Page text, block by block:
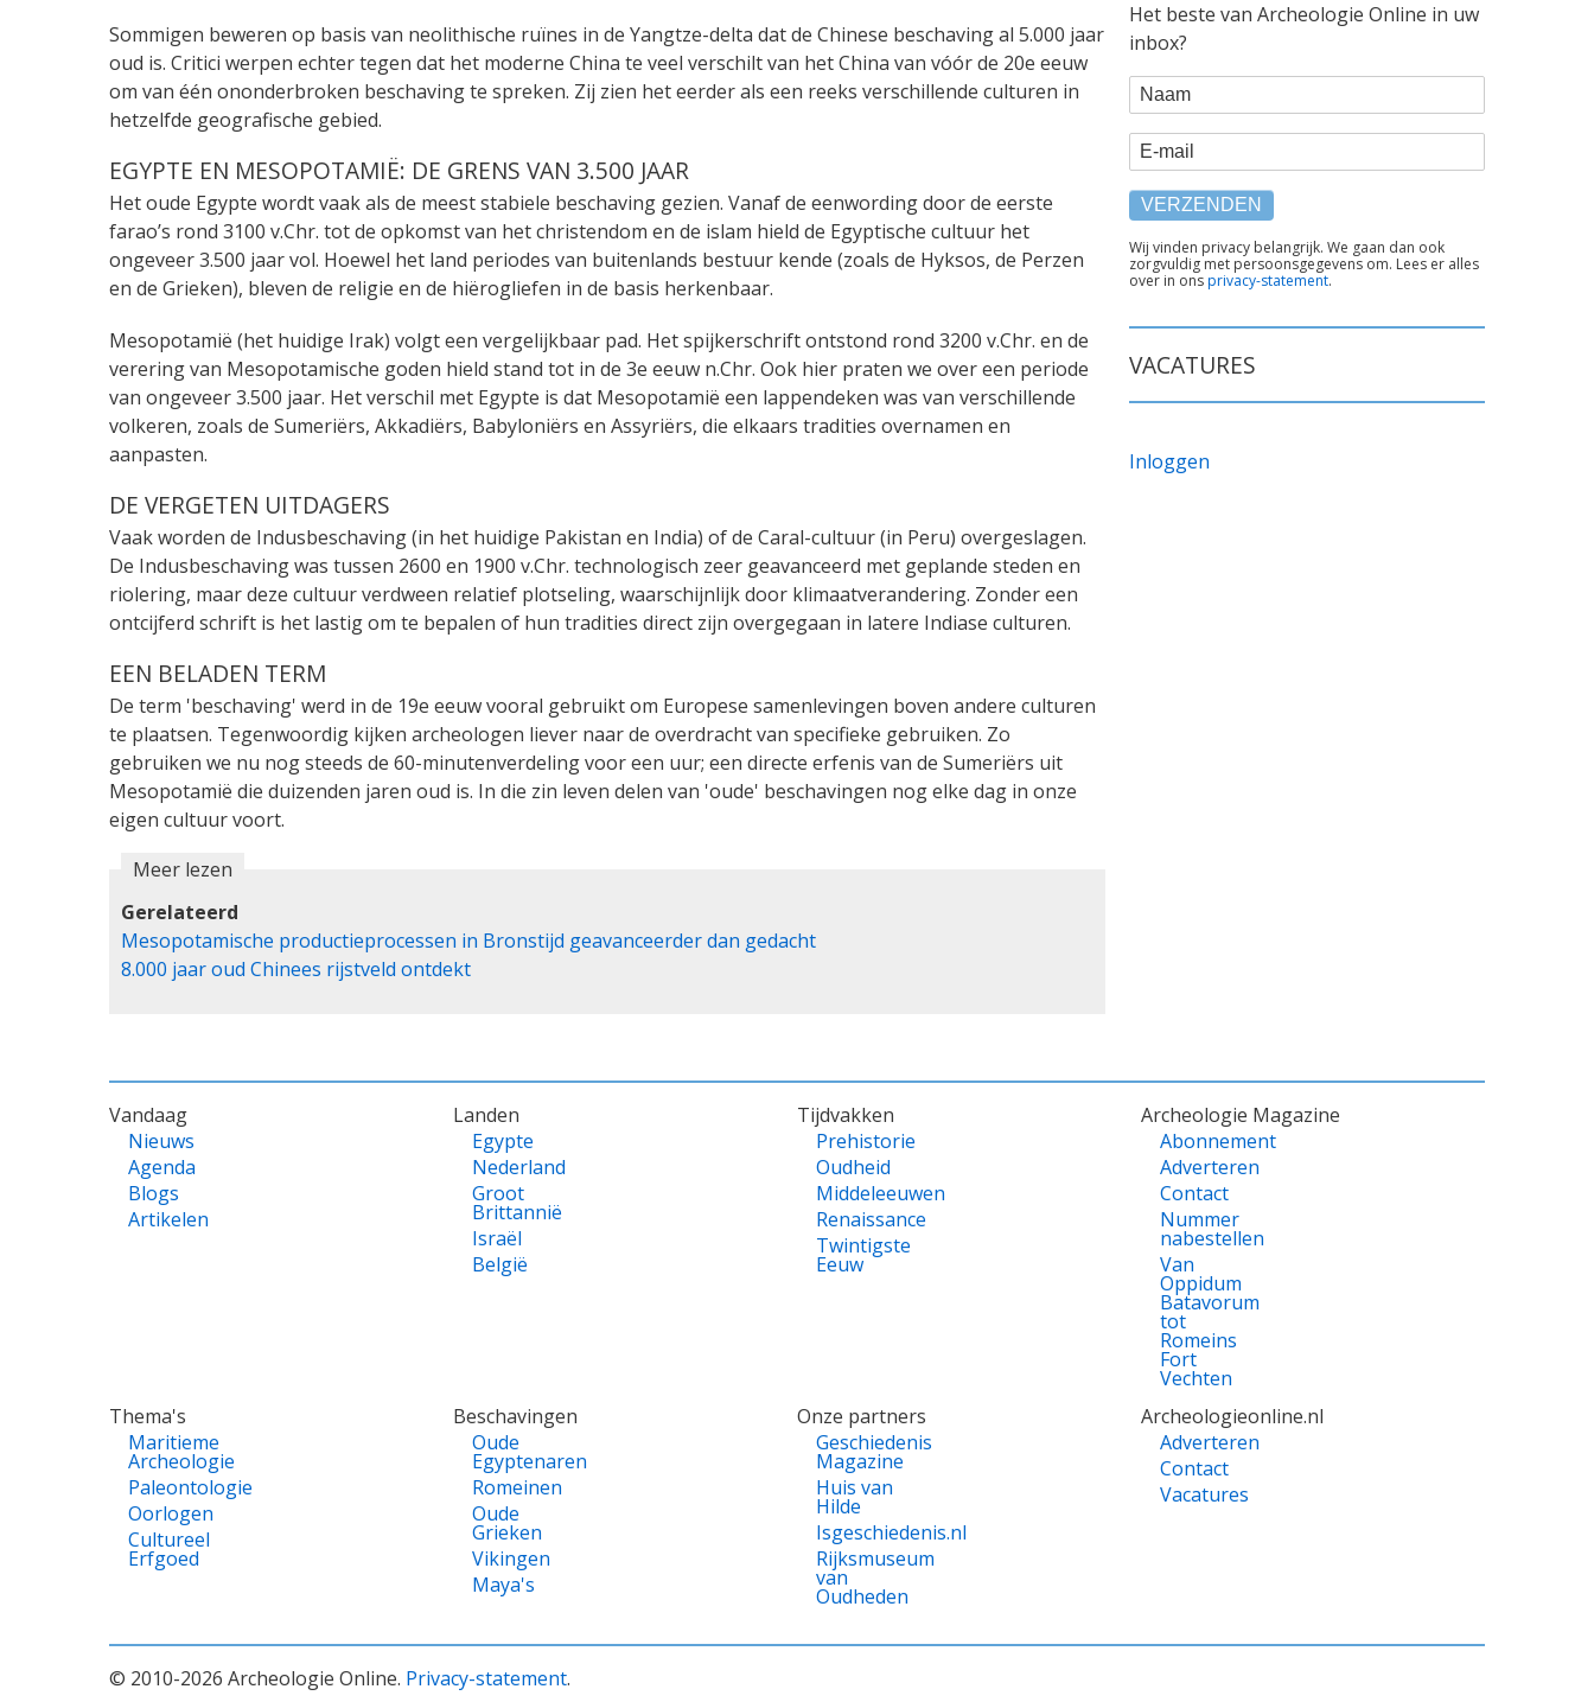
Sommigen beweren op basis van neolithische ruïnes in de Yangtze-delta dat de Chinese beschaving al 5.000 jaar
oud is. Critici werpen echter tegen dat het moderne China te veel verschilt van het China van vóór de 20e eeuw
om van één ononderbroken beschaving te spreken. Zij zien het eerder als een reeks verschillende culturen in
hetzelfde geografische gebied.
EGYPTE EN MESOPOTAMIË: DE GRENS VAN 3.500 JAAR
Het oude Egypte wordt vaak als de meest stabiele beschaving gezien. Vanaf de eenwording door de eerste
farao’s rond 3100 v.Chr. tot de opkomst van het christendom en de islam hield de Egyptische cultuur het
ongeveer 3.500 jaar vol. Hoewel het land periodes van buitenlands bestuur kende (zoals de Hyksos, de Perzen
en de Grieken), bleven de religie en de hiërogliefen in de basis herkenbaar.
Mesopotamië (het huidige Irak) volgt een vergelijkbaar pad. Het spijkerschrift ontstond rond 3200 v.Chr. en de
verering van Mesopotamische goden hield stand tot in de 3e eeuw n.Chr. Ook hier praten we over een periode
van ongeveer 3.500 jaar. Het verschil met Egypte is dat Mesopotamië een lappendeken was van verschillende
volkeren, zoals de Sumeriërs, Akkadiërs, Babyloniërs en Assyriërs, die elkaars tradities overnamen en
aanpasten.
DE VERGETEN UITDAGERS
Vaak worden de Indusbeschaving (in het huidige Pakistan en India) of de Caral-cultuur (in Peru) overgeslagen.
De Indusbeschaving was tussen 2600 en 1900 v.Chr. technologisch zeer geavanceerd met geplande steden en
riolering, maar deze cultuur verdween relatief plotseling, waarschijnlijk door klimaatverandering. Zonder een
ontcijferd schrift is het lastig om te bepalen of hun tradities direct zijn overgegaan in latere Indiase culturen.
EEN BELADEN TERM
De term 'beschaving' werd in de 19e eeuw vooral gebruikt om Europese samenlevingen boven andere culturen
te plaatsen. Tegenwoordig kijken archeologen liever naar de overdracht van specifieke gebruiken. Zo
gebruiken we nu nog steeds de 60-minutenverdeling voor een uur; een directe erfenis van de Sumeriërs uit
Mesopotamië die duizenden jaren oud is. In die zin leven delen van 'oude' beschavingen nog elke dag in onze
eigen cultuur voort.
Meer lezen
Gerelateerd
Mesopotamische productieprocessen in Bronstijd geavanceerder dan gedacht
8.000 jaar oud Chinees rijstveld ontdekt
Het beste van Archeologie Online in uw
inbox?
WEBFORM
Naam
E-mail
TEKST
ONDER
FORMULIER
Wij vinden privacy belangrijk. We gaan dan ook
zorgvuldig met persoonsgegevens om. Lees er alles
over in onsprivacy-statement.
VACATURES
Inloggen
VOET
Vandaag
Nieuws
Agenda
Blogs
Artikelen
Landen
Egypte
Nederland
Groot
Brittannië
Israël
België
Tijdvakken
Prehistorie
Oudheid
Middeleeuwen
Renaissance
Twintigste
Eeuw
Archeologie Magazine
Abonnement
Adverteren
Contact
Nummer
nabestellen
Van
Oppidum
Batavorum
tot
Romeins
Fort
Vechten
Thema's
Maritieme
Archeologie
Paleontologie
Oorlogen
Cultureel
Erfgoed
Beschavingen
Oude
Egyptenaren
Romeinen
Oude
Grieken
Vikingen
Maya's
Onze partners
Geschiedenis
Magazine
Huis van
Hilde
Isgeschiedenis.nl
Rijksmuseum
van
Oudheden
Archeologieonline.nl
Adverteren
Contact
Vacatures
© 2010-2026 Archeologie Online. Privacy-statement.